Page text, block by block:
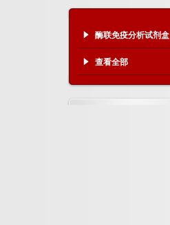
酶联免疫分析试剂盒
查看全部